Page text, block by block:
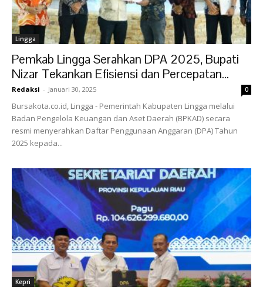
Lingga
Pemkab Lingga Serahkan DPA 2025, Bupati
Nizar Tekankan Efisiensi dan Percepatan...
Redaksi - Januari 30, 2025 0
Bursakota.co.id, Lingga - Pemerintah Kabupaten Lingga melalui
Badan Pengelola Keuangan dan Aset Daerah (BPKAD) secara
resmi menyerahkan Daftar Penggunaan Anggaran (DPA) Tahun
2025 kepada...
Kepri